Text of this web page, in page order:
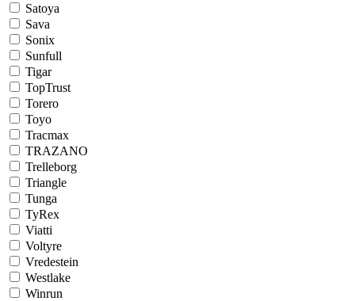
Satoya
Sava
Sonix
Sunfull
Tigar
TopTrust
Torero
Toyo
Tracmax
TRAZANO
Trelleborg
Triangle
Tunga
TyRex
Viatti
Voltyre
Vredestein
Westlake
Winrun